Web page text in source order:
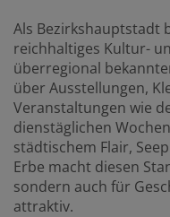
Als Bezirkshauptstadt
reichhaltiges Kultur-
überregional
über Ausstellungen,
Veranstaltungen wie
dienstäglichen
städtischem Flair,
Erbe macht diesen
sondern auch für
attraktiv.